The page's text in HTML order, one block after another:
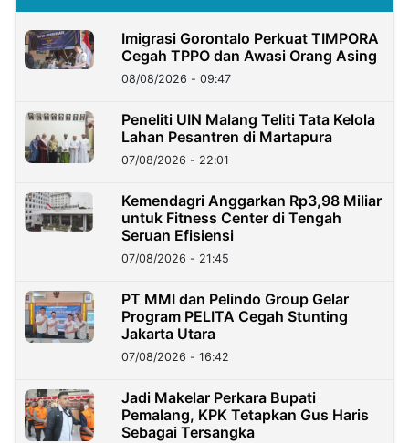
Imigrasi Gorontalo Perkuat TIMPORA
Cegah TPPO dan Awasi Orang Asing
08/08/2026 - 09:47
Peneliti UIN Malang Teliti Tata Kelola
Lahan Pesantren di Martapura
07/08/2026 - 22:01
Kemendagri Anggarkan Rp3,98 Miliar
untuk Fitness Center di Tengah
Seruan Efisiensi
07/08/2026 - 21:45
PT MMI dan Pelindo Group Gelar
Program PELITA Cegah Stunting
Jakarta Utara
07/08/2026 - 16:42
Jadi Makelar Perkara Bupati
Pemalang, KPK Tetapkan Gus Haris
Sebagai Tersangka